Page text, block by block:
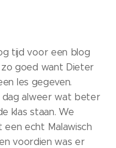
tijd voor een blog
goed want Dieter
les gegeven.
dag alweer wat beter
klas staan. We
echt Malawisch
voordien was er